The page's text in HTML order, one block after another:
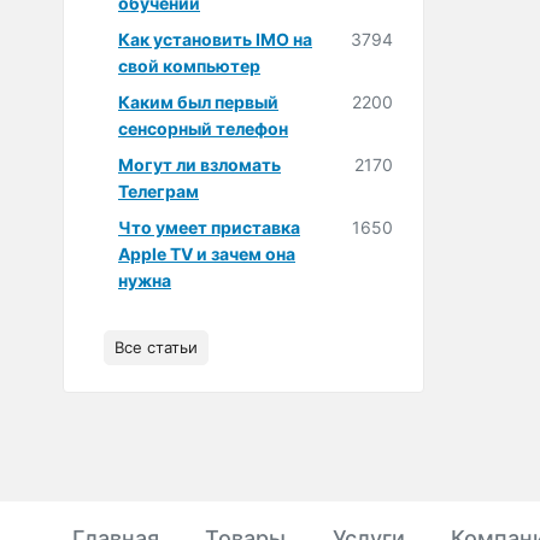
Как установить IMO на
свой компьютер
3794
Каким был первый
сенсорный телефон
2200
Могут ли взломать
Телеграм
2170
Что умеет приставка
Apple TV и зачем она
нужна
1650
Все статьи